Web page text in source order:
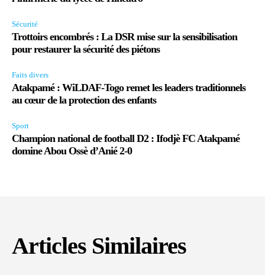
Sécurité
Trottoirs encombrés : La DSR mise sur la sensibilisation
pour restaurer la sécurité des piétons
Faits divers
Atakpamé : WiLDAF-Togo remet les leaders traditionnels
au cœur de la protection des enfants
Sport
Champion national de football D2 : Ifodjè FC Atakpamé
domine Abou Ossè d’Anié 2-0
Articles Similaires